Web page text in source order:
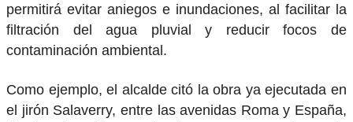
permitirá evitar aniegos e inundaciones, al facilitar la
filtración del agua pluvial y reducir focos de
contaminación ambiental.
Como ejemplo, el alcalde citó la obra ya ejecutada en
el jirón Salaverry, entre las avenidas Roma y España,